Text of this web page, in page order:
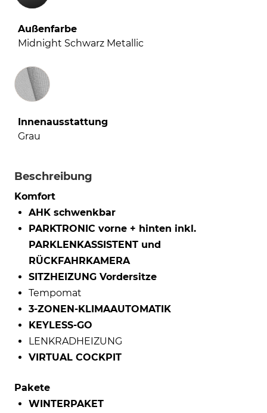
Außenfarbe
Midnight Schwarz Metallic
Innenausstattung
Innenausstattung
Grau
Beschreibung
Komfort
AHK schwenkbar
PARKTRONIC vorne + hinten inkl.
PARKLENKASSISTENT und
RÜCKFAHRKAMERA
SITZHEIZUNG Vordersitze
Tempomat
3-ZONEN-KLIMAAUTOMATIK
KEYLESS-GO
LENKRADHEIZUNG
VIRTUAL COCKPIT
Pakete
WINTERPAKET